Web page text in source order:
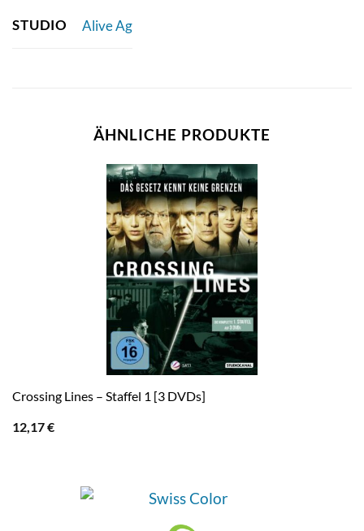
STUDIO Alive Ag
ÄHNLICHE PRODUKTE
Crossing Lines – Staffel 1 [3 DVDs]
12,17€